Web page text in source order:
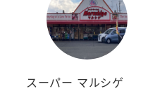
スーパー マルシゲ